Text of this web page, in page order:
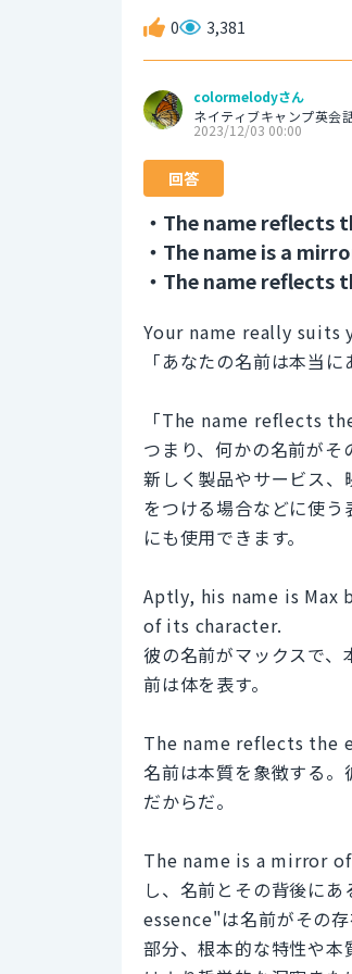
0 3,381
colormelodyさん
ネイティブキャンプ英会
2023/12/03 00:00
回答
・The name reflects
・The name is a
・The name reflects
Your name really
「あなたの名前は本当
「The name reflects
つまり、何かの名前がそ
新しく製品やサービス
をつける場合などに使
にも使用できます。
Aptly, his name is Max
of its character.
彼の名前がマックスで
前は体を表す。
The name reflects the
名前は本質を象徴する
だからだ。
The name is a mirror of
し、名前とその背後に
essence"は名前がその
部分、根本的な特性や